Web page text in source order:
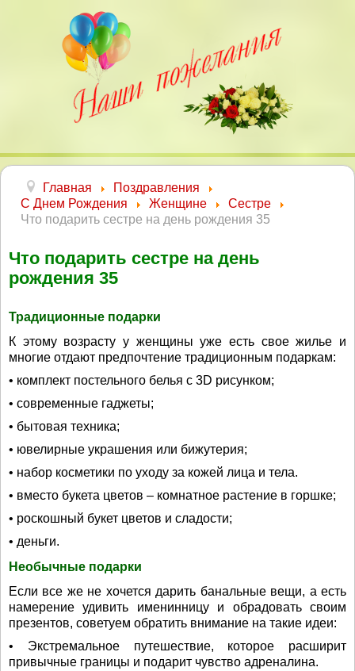
Главная
Поздравления
С Днем Рождения
Женщине
Сестре
Что подарить сестре на день рождения 35
Что подарить сестре на день
рождения 35
Традиционные подарки
К этому возрасту у женщины уже есть свое жилье и
многие отдают предпочтение традиционным подаркам:
• комплект постельного белья с 3D рисунком;
• современные гаджеты;
• бытовая техника;
• ювелирные украшения или бижутерия;
• набор косметики по уходу за кожей лица и тела.
• вместо букета цветов – комнатное растение в горшке;
• роскошный букет цветов и сладости;
• деньги.
Необычные подарки
Если все же не хочется дарить банальные вещи, а есть
намерение удивить именинницу и обрадовать своим
презентов, советуем обратить внимание на такие идеи:
• Экстремальное путешествие, которое расширит
привычные границы и подарит чувство адреналина.